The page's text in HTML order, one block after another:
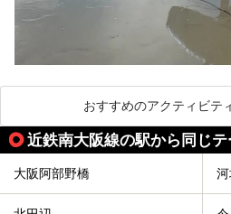
おすすめのアクティビテ
近鉄南大阪線の駅から同じ
大阪阿部野橋 河